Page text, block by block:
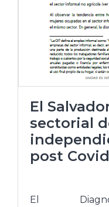
El
sectorial
post
El